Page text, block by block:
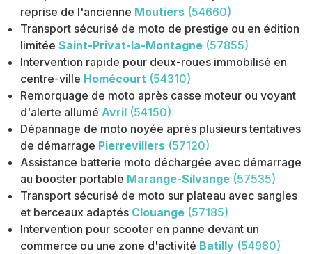
reprise de l'ancienne Moutiers (54660)
Transport sécurisé de moto de prestige ou en édition
limitée Saint-Privat-la-Montagne (57855)
Intervention rapide pour deux-roues immobilisé en
centre-ville Homécourt (54310)
Remorquage de moto après casse moteur ou voyant
d'alerte allumé Avril (54150)
Dépannage de moto noyée après plusieurs tentatives
de démarrage Pierrevillers (57120)
Assistance batterie moto déchargée avec démarrage
au booster portable Marange-Silvange (57535)
Transport sécurisé de moto sur plateau avec sangles
et berceaux adaptés Clouange (57185)
Intervention pour scooter en panne devant un
commerce ou une zone d'activité Batilly (54980)